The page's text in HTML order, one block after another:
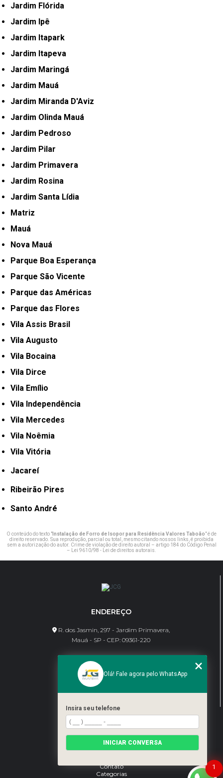
Jardim Flórida
Jardim Ipê
Jardim Itapark
Jardim Itapeva
Jardim Maringá
Jardim Mauá
Jardim Miranda D'Aviz
Jardim Olinda Mauá
Jardim Pedroso
Jardim Pilar
Jardim Primavera
Jardim Rosina
Jardim Santa Lídia
Matriz
Mauá
Nova Mauá
Parque Boa Esperança
Parque São Vicente
Parque das Américas
Parque das Flores
Vila Assis Brasil
Vila Augusto
Vila Bocaina
Vila Dirce
Vila Emílio
Vila Independência
Vila Mercedes
Vila Noêmia
Vila Vitória
Jacareí
Ribeirão Pires
Santo André
O conteúdo do texto " Instalação de Forro de Isopor para Residência Valores Taboão" é de
direito reservado. Sua reprodução, parcial ou total, mesmo citando nossos links, é proibida
sem a autorização do autor. Crime de violação de direito autoral – artigo 184 do Código Penal
–
Lei 9610/98 - Lei de direitos autorais
ENDEREÇO
R. dos Jasmin, 297 - Jardim Primavera,
Mauá - SP - CEP: 09361-220
CONTATO
(11) 95462-8630
bene@jcgdivisorias.com
Home
Sobre Nós
Serviços
Contato
Categorias
1
Olá! Fale agora pelo WhatsApp
Insira seu telefone
INICIAR CONVERSA